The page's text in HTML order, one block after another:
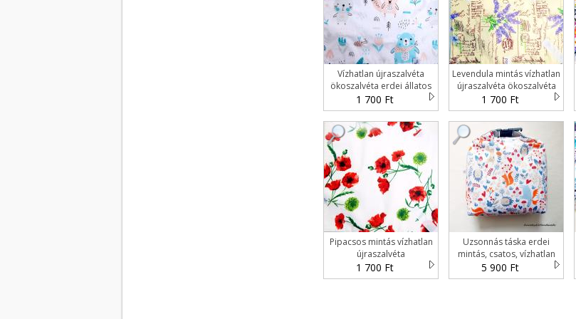
Vízhatlan újraszalvéta
ökoszalvéta erdei állatos
türkiz macis
1 700 Ft
Levendula mintás vízhatlan
újraszalvéta ökoszalvéta
1 700 Ft
Pipacsos mintás vízhatlan
újraszalvéta
1 700 Ft
Uzsonnás táska erdei
mintás, csatos, vízhatlan
béléssel - Tuck-Bag
5 900 Ft